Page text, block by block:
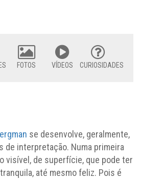
FOTOS VÍDEOS CURIOSIDADES
se desenvolve, geralmente,
de interpretação. Numa primeira
visível, de superfície, que pode ter
até mesmo feliz. Pois é